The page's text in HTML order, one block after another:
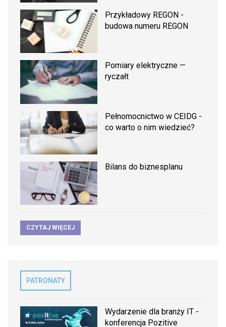
Przykładowy REGON -
budowa numeru REGON
Pomiary elektryczne —
ryczałt
Pełnomocnictwo w CEIDG -
co warto o nim wiedzieć?
Bilans do biznesplanu
CZYTAJ WIĘCEJ
PATRONATY
Wydarzenie dla branży IT -
konferencja Pozitive